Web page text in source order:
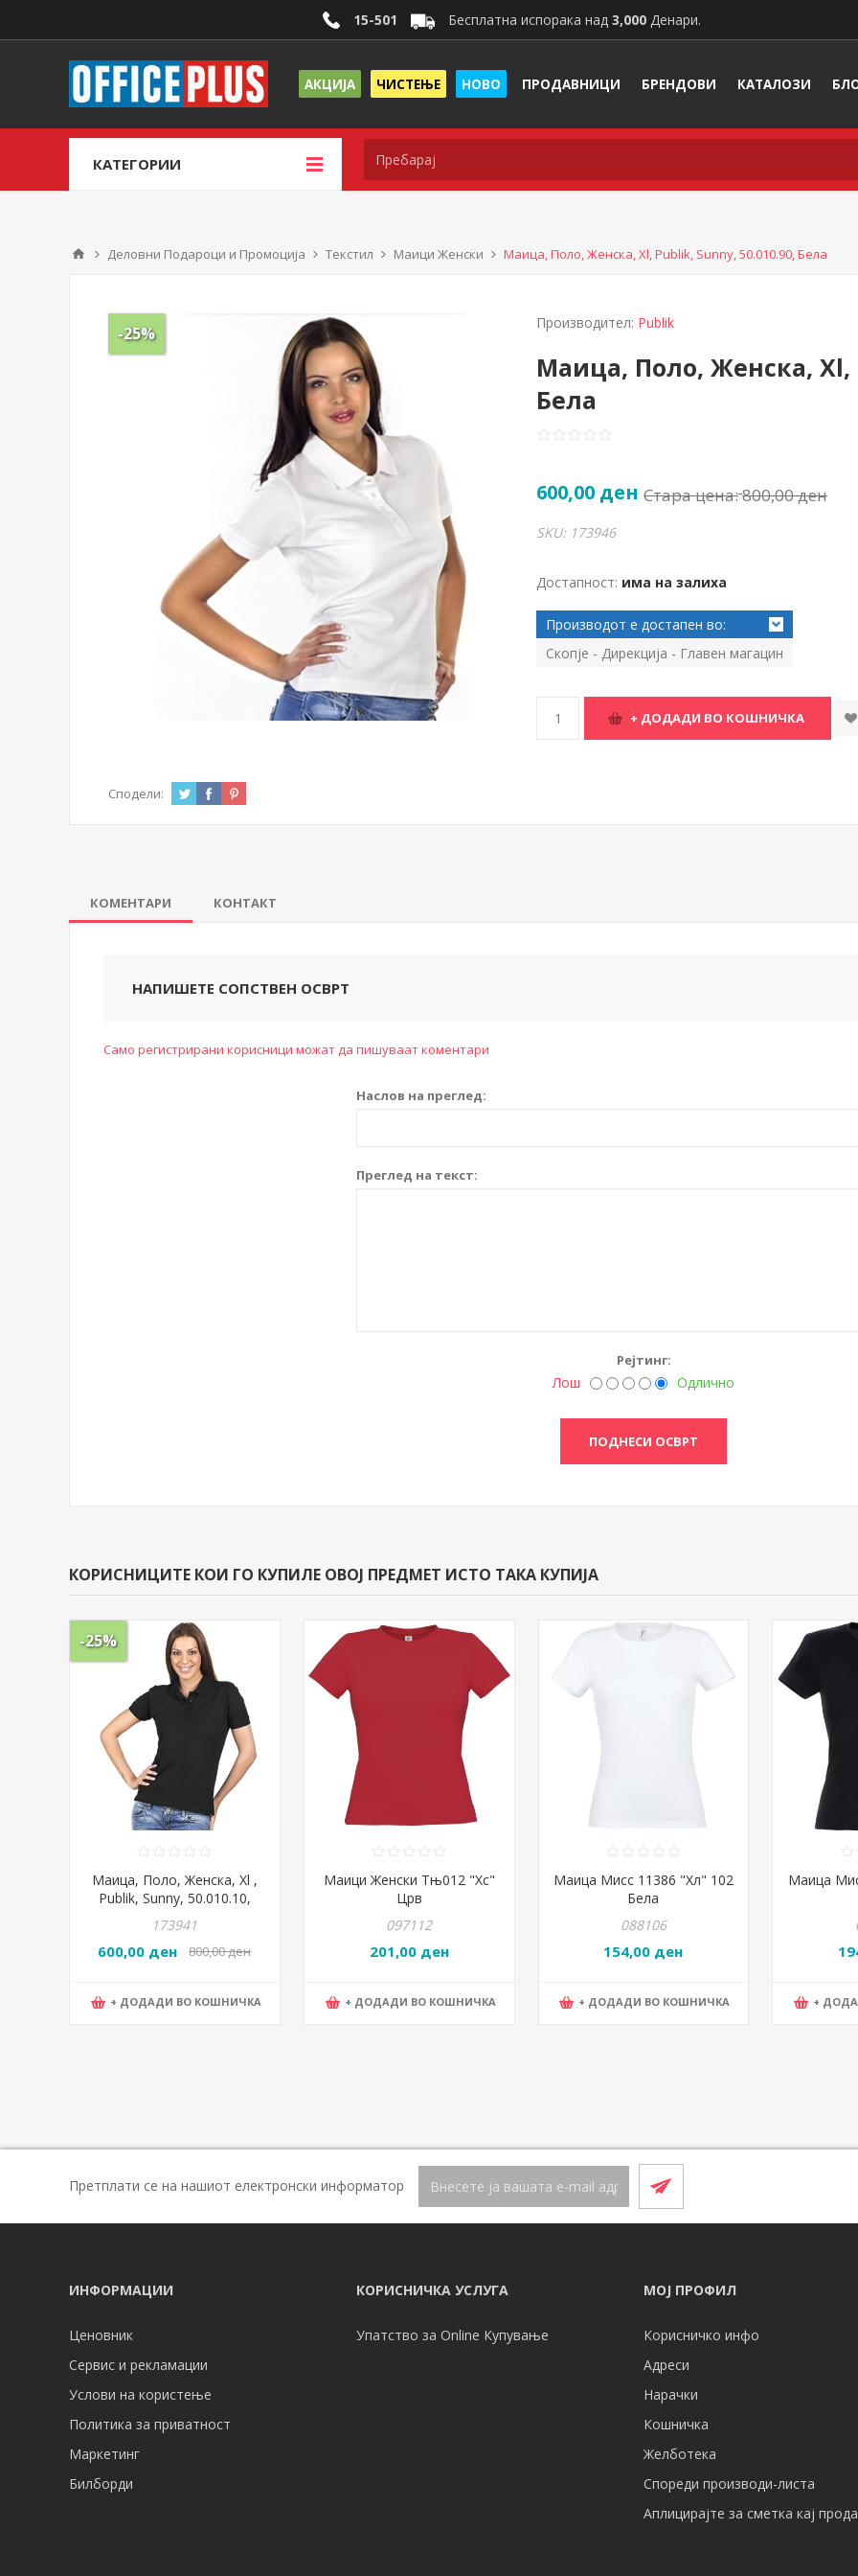
15-501 Бесплатна испорака над 3,000 Денари.
АКЦИЈА ЧИСТЕЊЕ НОВО ПРОДАВНИЦИ БРЕНДОВИ КАТАЛОЗИ
КАТЕГОРИИ
Деловни Подароци и Промоција Текстил Маици Женски Маица, Поло, Женска, Xl, Publik, Sunny, 50.010.90, Бела
-25%
Производител: Publik
Маица, Поло, Женска, Xl,
Бела
600,00 ден Стара цена:800,00 ден
SKU: 173946
Достапност: има на залиха
Производот е достапен во:
Скопје - Дирекција - Главен магацин
Сподели:
КОМЕНТАРИ КОНТАКТ
НАПИШЕТЕ СОПСТВЕН ОСВРТ
Само регистрирани корисници можат да пишуваат коментари
Наслов на преглед:
Преглед на текст:
Рејтинг:
Лош Одлично
КОРИСНИЦИТЕ КОИ ГО КУПИЛЕ ОВОЈ ПРЕДМЕТ ИСТО ТАКА КУПИЈА
-25%
Маица, Поло, Женска, Xl ,
Publik, Sunny, 50.010.10,
173941
600,00 ден 800,00 ден
+ ДОДАДИ ВО КОШНИЧКА
Маици Женски Тњ012 "Хс"
Црв
097112
201,00 ден
+ ДОДАДИ ВО КОШНИЧКА
Маица Мисс 11386 "Хл" 102
Бела
088106
154,00 ден
+ ДОДАДИ ВО КОШНИЧКА
Маица
+
Претплати се на нашиот електронски информатор
ИНФОРМАЦИИ
Ценовник
Сервис и рекламации
Услови на користење
Политика за приватност
Маркетинг
Билборди
КОРИСНИЧКА УСЛУГА
Упатство за Online Купување
МОЈ ПРОФИЛ
Корисничко инфо
Адреси
Нарачки
Кошничка
Желботека
Спореди производи-листа
Аплицирајте за сметка кај